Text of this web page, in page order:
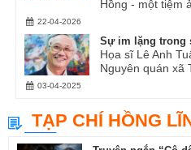
Hồng - một tiệm
22-04-2026
Sự im lặng trong
Họa sĩ Lê Anh
Nguyên quán xã
03-04-2025
TẠP CHÍ HỒNG